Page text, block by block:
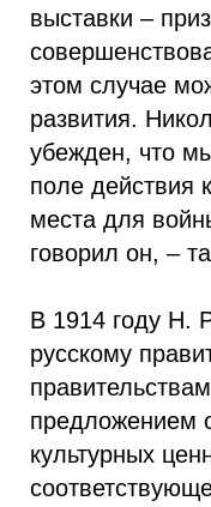
выставки –
этом случае
развития.
убежден, что
поле действия
места для
говорил он, –
В 1914 году Н.
русскому
предложением
культурных